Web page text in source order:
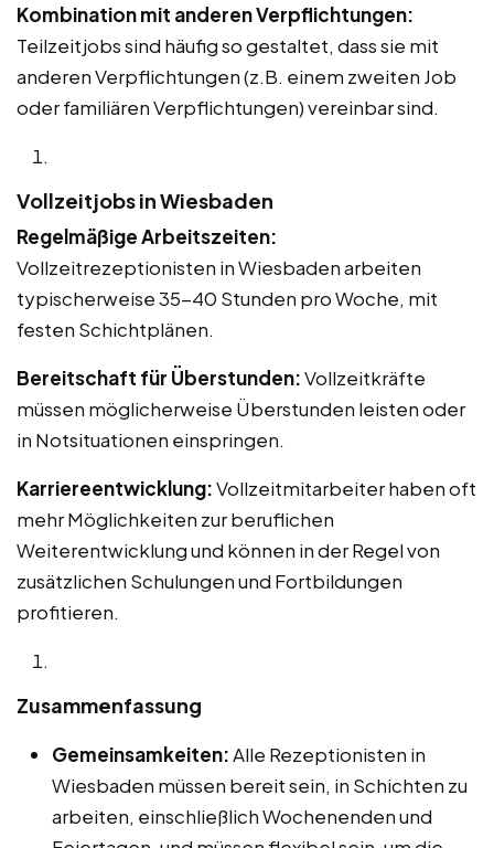
Kombination mit anderen Verpflichtungen:
Teilzeitjobs sind häufig so gestaltet, dass sie mit
anderen Verpflichtungen (z.B. einem zweiten Job
oder familiären Verpflichtungen) vereinbar sind.
Vollzeitjobs in Wiesbaden
Regelmäßige Arbeitszeiten:
Vollzeitrezeptionisten in Wiesbaden arbeiten
typischerweise 35-40 Stunden pro Woche, mit
festen Schichtplänen.
Bereitschaft für Überstunden:Vollzeitkräfte
müssen möglicherweise Überstunden leisten oder
in Notsituationen einspringen.
Karriereentwicklung:Vollzeitmitarbeiter haben oft
mehr Möglichkeiten zur beruflichen
Weiterentwicklung und können in der Regel von
zusätzlichen Schulungen und Fortbildungen
profitieren.
Zusammenfassung
Gemeinsamkeiten:Alle Rezeptionisten in
Wiesbaden müssen bereit sein, in Schichten zu
arbeiten, einschließlich Wochenenden und